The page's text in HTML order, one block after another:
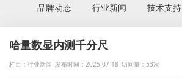
品牌动态 行业新闻 技术支持
哈量数显内测千分尺
栏目：行业新闻 发布时间：2025-07-18 访问量：53次